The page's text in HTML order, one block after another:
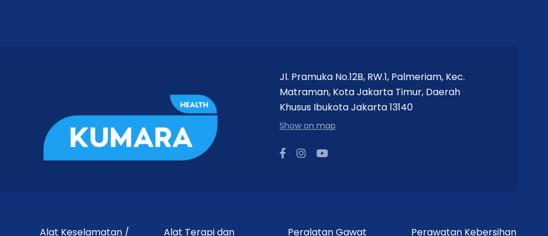
23.3 × 3.95 mm
IP28 (2 m selama 2 jam)
Jl. Pramuka No.12B, RW.1, Palmeriam, Kec.
Matraman, Kota Jakarta Timur, Daerah
Khusus Ibukota Jakarta 13140
Show on map
Alat Keselamatan / Alat Terapi dan Peralatan Gawat Perawatan Kebersihan